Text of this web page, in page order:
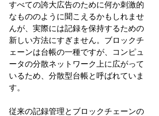
すべての誇大広告のために何か刺激的
なもののように聞こえるかもしれませ
んが、実際には記録を保持するための
新しい方法にすぎません。ブロックチ
ェーンは台帳の一種ですが、コンピュ
ータの分散ネットワーク上に広がって
いるため、分散型台帳と呼ばれていま
す。
従来の記録管理とブロックチェーンの